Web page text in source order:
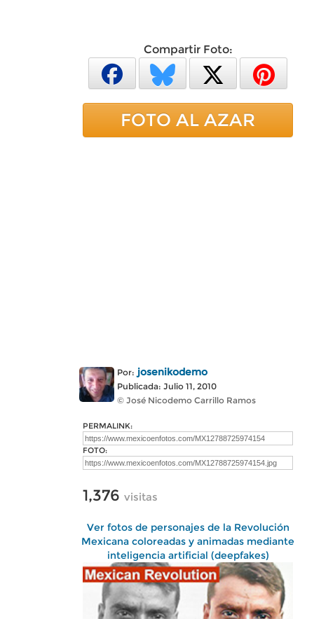
Compartir Foto:
FOTO AL AZAR
Por: josenikodemo
Publicada: Julio 11, 2010
© José Nicodemo Carrillo Ramos
PERMALINK:
FOTO:
1,376 visitas
Ver fotos de personajes de la Revolución
Mexicana coloreadas y animadas mediante
inteligencia artificial (deepfakes)